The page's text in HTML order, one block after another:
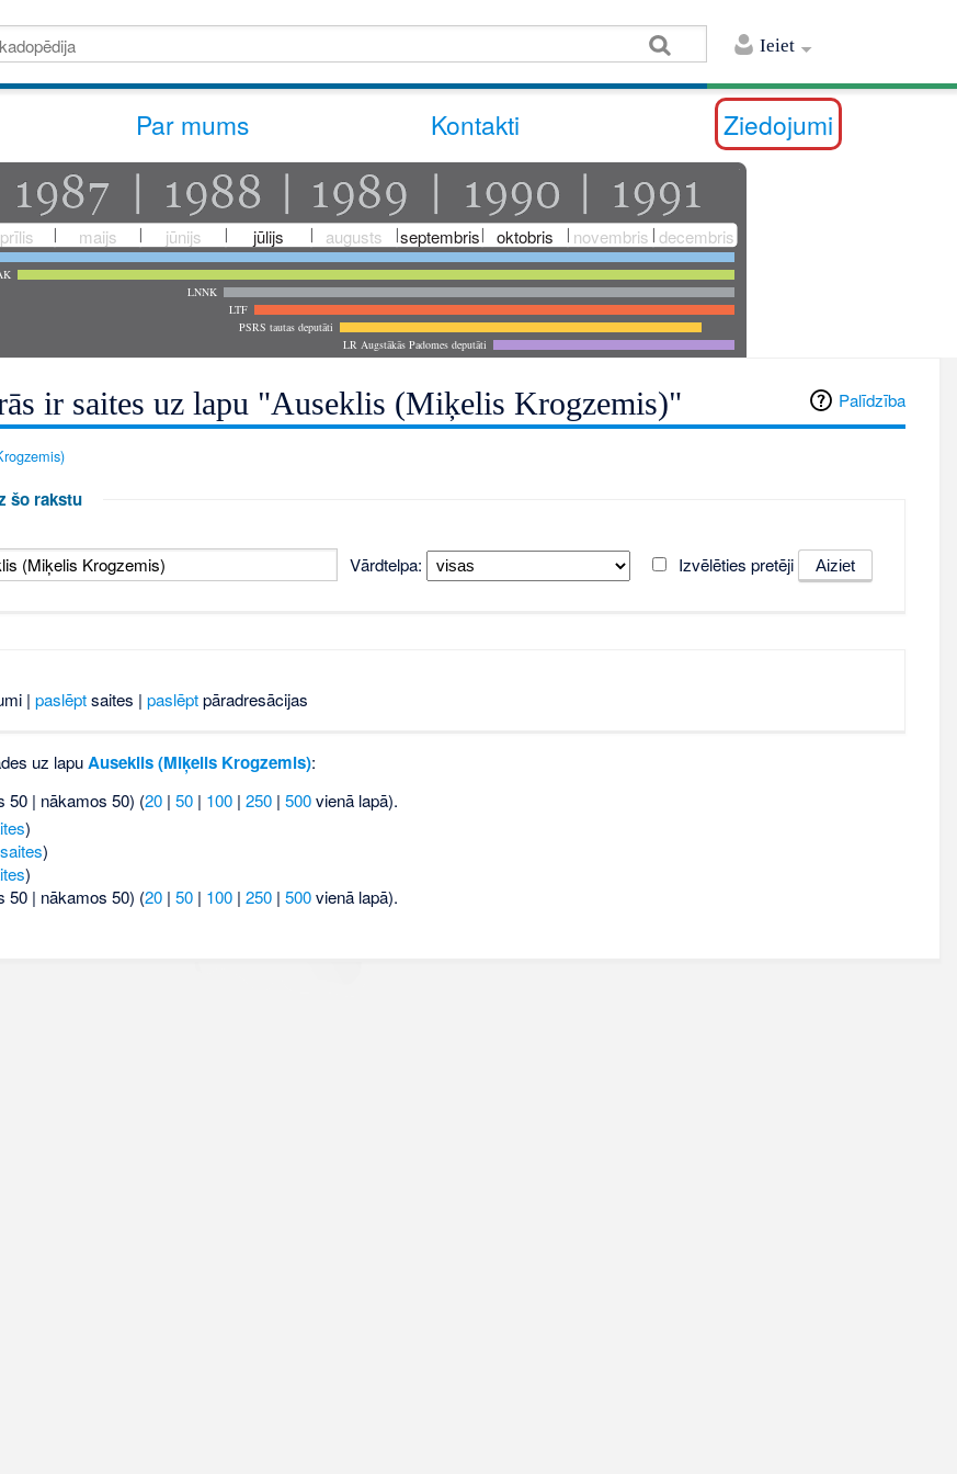
Ieiet
Par mums Kontakti Ziedojumi
maijs jūnijs jūlijs augusts septembris oktobris novembris decembris
LNNK
LTF
PSRS tautas deputāti
LR Augstākās Padomes deputāti
Palīdzība
ir saites uz lapu "Auseklis (Miķelis Krogzemis)"
šo rakstu
Vārdtelpa: Izvēlēties pretēji
|paslēptsaites |paslēptpāradresācijas
uz lapuAuseklis (Miķelis Krogzemis):
50 | nākamos 50) (20| 50| 100| 250| 500vienā lapā).
)
)
)
50 | nākamos 50) (20| 50| 100| 250| 500vienā lapā).